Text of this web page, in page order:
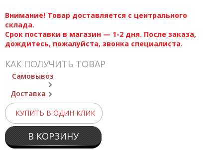
Внимание! Товар доставляется с центрального
склада.
Срок поставки в магазин — 1-2 дня. После заказа,
дождитесь, пожалуйста, звонка специалиста.
КАК ПОЛУЧИТЬ ТОВАР
Самовывоз
Доставка
КУПИТЬ В ОДИН КЛИК
В КОРЗИНУ